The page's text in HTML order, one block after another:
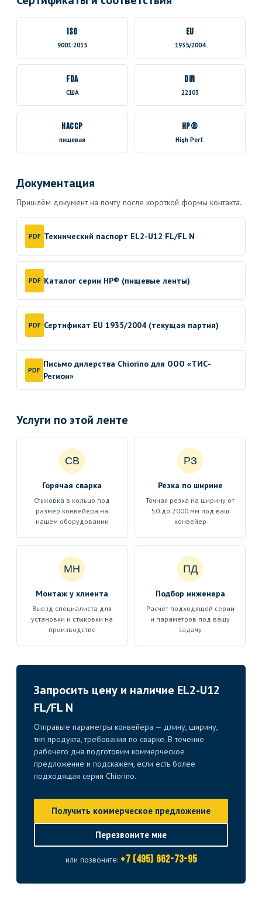
ISO
9001:2015
EU
1935/2004
FDA
США
DIN
22103
HACCP
пищевая
HP®
High Perf.
Документация
Пришлём документ на почту после короткой формы контакта.
PDF Технический паспорт EL2-U12 FL/FL N
PDF Каталог серии HP® (пищевые ленты)
PDF Сертификат EU 1935/2004 (текущая партия)
PDF
Письмо дилерства Chiorino для ООО «ТИС-
Регион»
Услуги по этой ленте
СВ
Горячая сварка
Стыковка в кольцо под
размер конвейера на
нашем оборудовании
РЗ
Резка по ширине
Точная резка на ширину от
50 до 2000 мм под ваш
конвейер
МН
Монтаж у клиента
Выезд специалиста для
установки и стыковки на
производстве
ПД
Подбор инженера
Расчёт подходящей серии
и параметров под вашу
задачу
Запросить цену и наличие EL2-U12
FL/FL N
Отправьте параметры конвейера — длину, ширину,
тип продукта, требования по сварке. В течение
рабочего дня подготовим коммерческое
предложение и подскажем, если есть более
подходящая серия Chiorino.
Получить коммерческое предложение
Перезвоните мне
или позвоните: +7 (495) 662-73-95